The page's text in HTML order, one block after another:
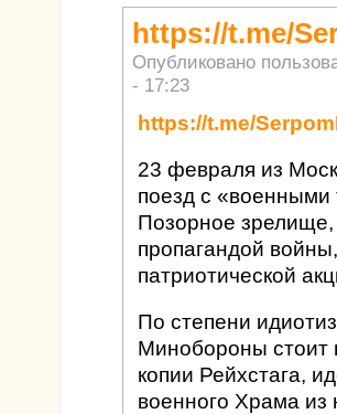
https://t.me/
Опубликовано
- 17:23
https://t.me/
23 февраля из
поезд с
Позорное
пропагандой
патриотической
По степени
Минобороны стоит
копии Рейхстага,
военного Храма из